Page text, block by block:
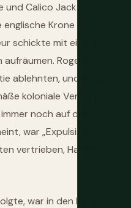
und Calico Jack
Krone 1718
schickte mit einem
Rogers
ablehnten, und machte
koloniale Verwaltung
noch auf dem
war „Expulsis Piratis,
vertrieben, Handel
war in den Bahamas